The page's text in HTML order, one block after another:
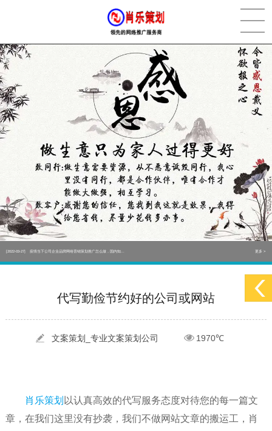
[2022-05-29] 实体门店如何做网络推广吸引客户，实体店网络营销技巧... 更多 >
[2022-05-04] 污水处理设备厂家产品如何做网络推广（污水处理项目网... 更多 >
[2022-03-27] 疫情当下公司企业品牌网络营销策划推广怎么做，国内知... 更多 >
实体门店如何做网络推广吸引客户，实体店网络营销技巧... 更多 >
疫情当下公司企业品牌网络营销策划推广怎么做，国内知...
代写勤俭节约好的公司或网站
文案策划_专业文案策划公司 1970℃
肖乐策划 以认真高效的代写服务态度对待您的每一篇文
章，在我们这里没有抄袭，我们不做网站文章的搬运工，肖